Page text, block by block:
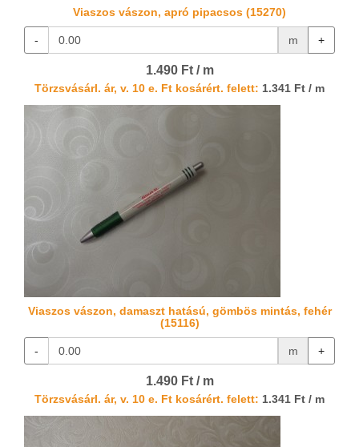
Viaszos vászon, apró pipacsos (15270)
- m +
1.490 Ft / m
Törzsvásárl. ár, v. 10 e. Ft kosárért. felett: 1.341 Ft / m
Viaszos vászon, damaszt hatású, gömbös mintás, fehér
(15116)
- m +
1.490 Ft / m
Törzsvásárl. ár, v. 10 e. Ft kosárért. felett: 1.341 Ft / m